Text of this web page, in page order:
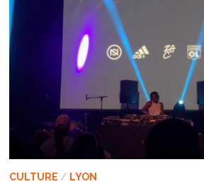
CULTURE / LYON